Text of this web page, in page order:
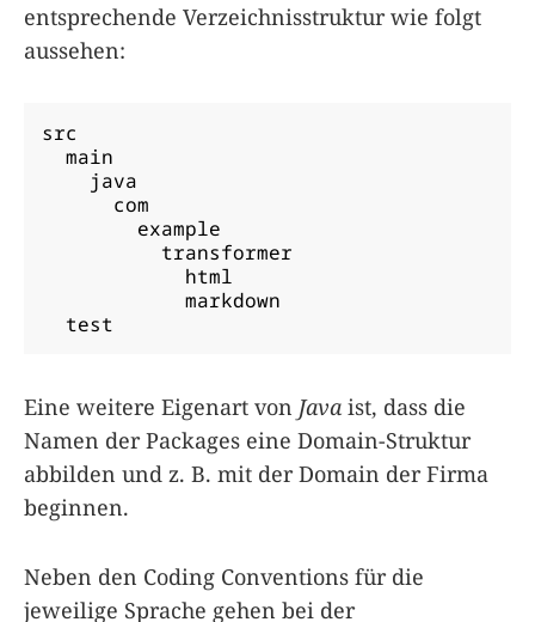
entsprechende Verzeichnisstruktur wie folgt
aussehen:
src
  main
    java
      com
        example
          transformer
            html
            markdown
  test
Eine weitere Eigenart von Java ist, dass die
Namen der Packages eine Domain-Struktur
abbilden und z. B. mit der Domain der Firma
beginnen.
Neben den Coding Conventions für die
jeweilige Sprache gehen bei der